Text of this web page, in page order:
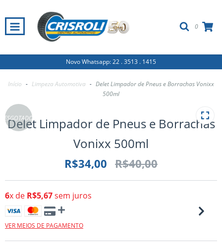
0
Novo Whatsapp: 22 . 3513 . 1415
Início - Limpeza Automotiva - Delet Limpador de Pneus e Borrachas Vonixx
500ml
ESGOTADO
Delet Limpador de Pneus e Borrachas
Vonixx 500ml
R$34,00 R$40,00
6x de R$5,67sem juros
VER MEIOS DE PAGAMENTO